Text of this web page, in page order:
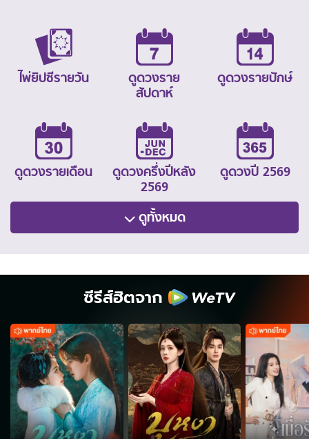
ไพ่ยิปซีรายวัน
ดูดวงราย
สัปดาห์
ดูดวงรายปักษ์
ดูดวงรายเดือน
ดูดวงครึ่งปีหลัง
2569
ดูดวงปี 2569
ดูทั้งหมด
ซีรีส์ฮิตจาก